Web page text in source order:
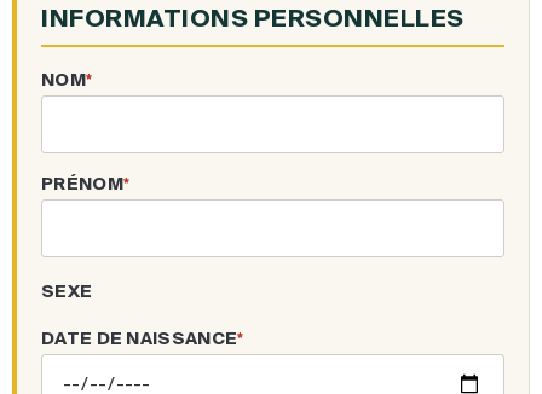
INFORMATIONS PERSONNELLES
NOM*
PRÉNOM*
SEXE
DATE DE NAISSANCE*